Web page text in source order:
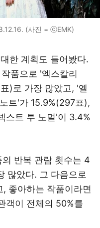
(사진 = ⓒEMK)
한 계획도 들어봤다.
품으로 '엑스칼리
)로 가장 많았고, '엘
트'가 15.9%(297표),
스트 투 노멀'이 3.4%
반복 관람 횟수는 4
많았다. 그 다음으로
좋아하는 작품이라면
객이 전체의 50%를